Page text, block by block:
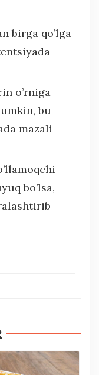
birga qo’lga
o’rniga
bu
mazali
bo’lsa,